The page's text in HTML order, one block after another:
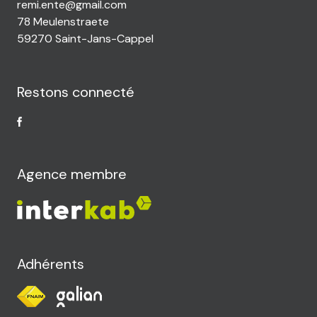
remi.ente@gmail.com
78 Meulenstraete
59270 Saint-Jans-Cappel
Restons connecté
Agence membre
Adhérents